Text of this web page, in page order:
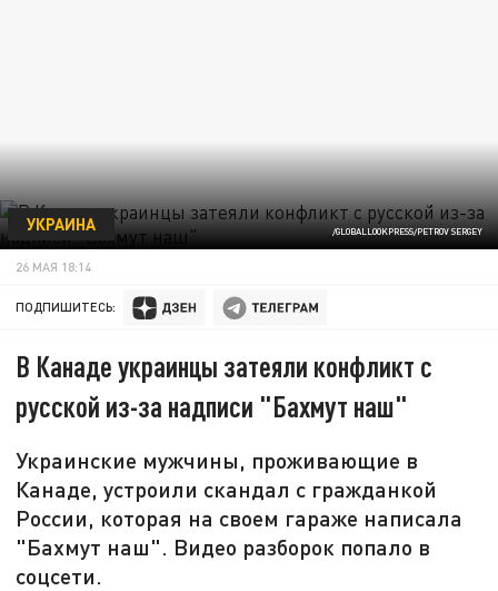
/GLOBALLOOKPRESS/PETROV SERGEY
УКРАИНА
26 МАЯ 18:14
ПОДПИШИТЕСЬ:
В Канаде украинцы затеяли конфликт с
русской из-за надписи "Бахмут наш"
Украинские мужчины, проживающие в
Канаде, устроили скандал с гражданкой
России, которая на своем гараже написала
"Бахмут наш". Видео разборок попало в
соцсети.